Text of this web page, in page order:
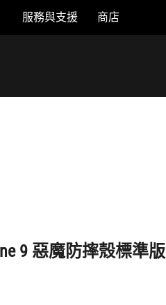
服務與支援 商店
9 惡魔防摔殼標準版